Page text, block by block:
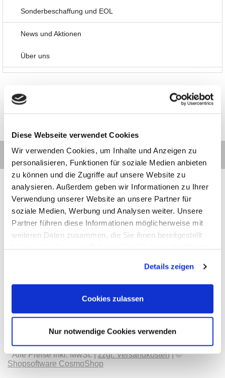
Diese Webseite verwendet Cookies
Wir verwenden Cookies, um Inhalte und Anzeigen zu
personalisieren, Funktionen für soziale Medien anbieten
zu können und die Zugriffe auf unsere Website zu
analysieren. Außerdem geben wir Informationen zu Ihrer
Verwendung unserer Website an unsere Partner für
soziale Medien, Werbung und Analysen weiter. Unsere
Partner führen diese Informationen möglicherweise mit
weiteren Daten zusammen, die Sie ihnen bereitgestellt
Details zeigen
Cookies zulassen
Nur notwendige Cookies verwenden
Sonderbeschaffung und EOL
News und Aktionen
Über uns
Kontakt
Sonnenlicht 2
+49(0)8141/5271-
KategorienInformationen
Datenschutz
Zahlarten
Wir sind
ISO9001:2015-
zertifiziert
Zahlarten
* Alle Preise inkl. MwSt. |zzgl. Versandkosten| ©
Shopsoftware CosmoShop